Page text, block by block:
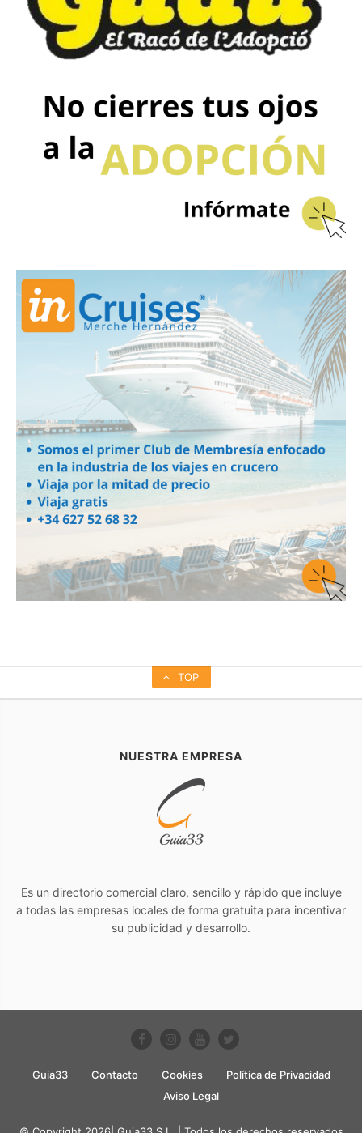
TOP
NUESTRA EMPRESA
Es un directorio comercial claro, sencillo y rápido que incluye
a todas las empresas locales de forma gratuita para incentivar
su publicidad y desarrollo.
Guia33 Contacto Cookies
Política de Privacidad
Aviso Legal